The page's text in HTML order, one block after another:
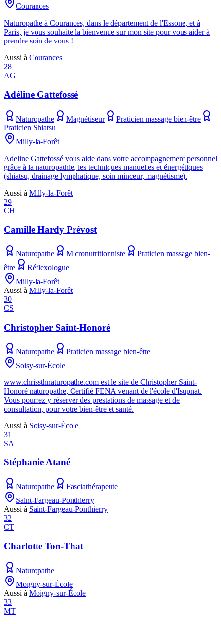
Courances
Naturopathe à Courances, dans le département de l'Essone, et à
Paris, je vous souhaite la bienvenue sur mon site pour vous aider à
prendre soin de vous !
Aussi à Courances
28
AG
Adéline Gattefossé
Naturopathe Magnétiseur
Praticien massage bien-être
Praticien Shiatsu
Milly-la-Forêt
Adeline Gattefossé vous aide dans votre accompagnement personnel
grâce à la naturopathie, les techniques manuelles et énergétiques
(shiatsu, drainage lymphatique, soin minceur, magnétisme).
Aussi à Milly-la-Forêt
29
CH
Camille Hardy Prévost
Naturopathe Micronutritionniste
Praticien massage bien-
être
Réflexologue
Milly-la-Forêt
Aussi à Milly-la-Forêt
30
CS
Christopher Saint-Honoré
Naturopathe
Praticien massage bien-être
Soisy-sur-École
www.chrissthnaturopathe.com est le site de Christopher Saint-
Honoré naturopathe, Certifié FENA venant de l'école d'Isupnat.
Vous pourrez y réserver des prestations de massage et de
consultation, pour votre bien-être et santé.
Aussi à Soisy-sur-École
31
SA
Stéphanie Atané
Naturopathe
Fasciathérapeute
Saint-Fargeau-Ponthierry
Aussi à Saint-Fargeau-Ponthierry
32
CT
Charlotte Ton-That
Naturopathe
Moigny-sur-École
Aussi à Moigny-sur-École
33
MT